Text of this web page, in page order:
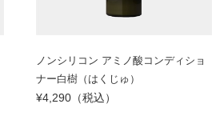
ノンシリコン アミノ酸コンディショ
ナー白樹（はくじゅ）
¥4,290（税込）